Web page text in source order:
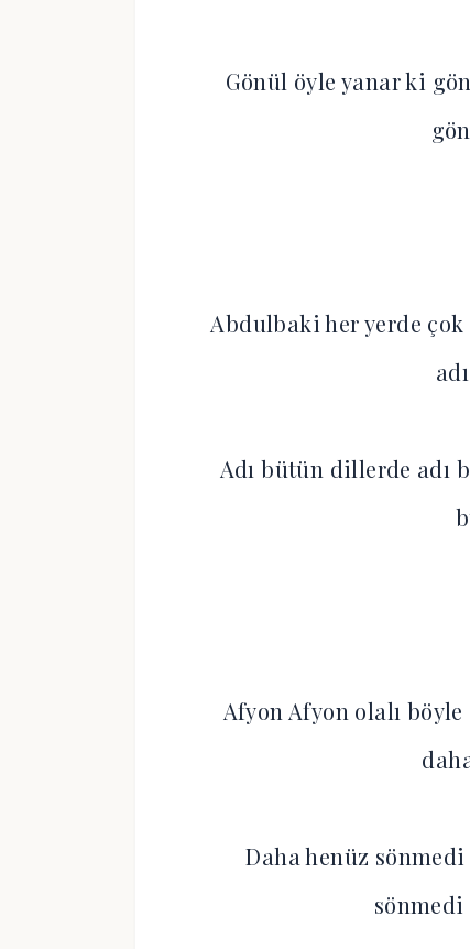
Gönül öyle yanar ki
Abdulbaki her yerde
Adı bütün dillerde adı
Afyon Afyon olalı
Daha henüz
sönmedi